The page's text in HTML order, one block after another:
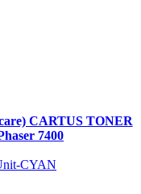
CARTUS TONER
7400